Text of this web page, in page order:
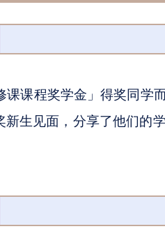
课课程奖学金」得奖同学
新生见面，分享了他们的